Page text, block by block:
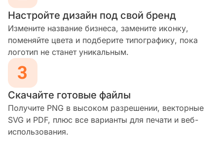
Настройте дизайн под свой бренд
Измените название бизнеса, замените иконку,
поменяйте цвета и подберите типографику, пока
логотип не станет уникальным.
Скачайте готовые файлы
Получите PNG в высоком разрешении, векторные
SVG и PDF, плюс все варианты для печати и веб-
использования.